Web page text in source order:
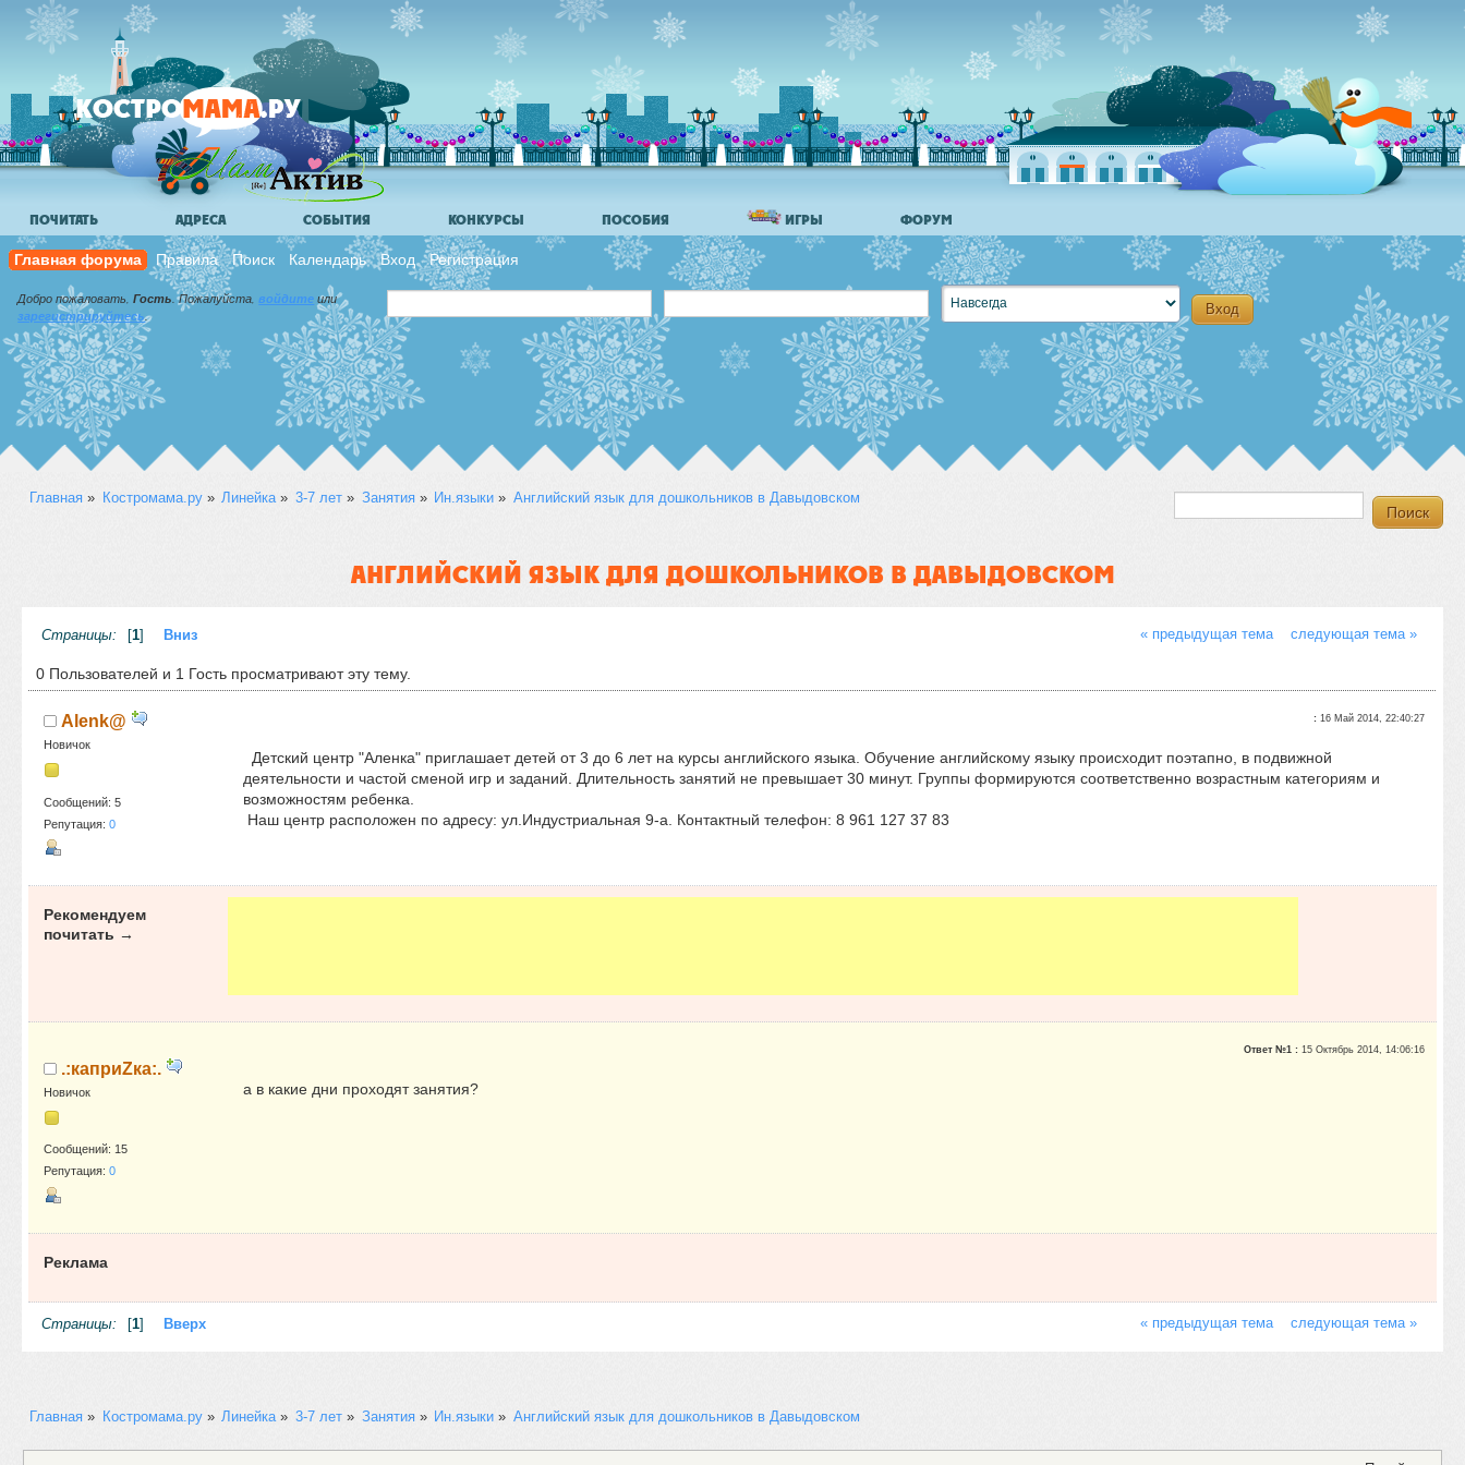
ПОЧИТАТЬ АДРЕСА СОБЫТИЯ КОНКУРСЫ ПОСОБИЯ ИГРЫ ФОРУМ
Главная форума Правила Поиск Календарь Вход Регистрация
Добро пожаловать,Гость. Пожалуйста, войдите или
зарегистрируйтесь.
Главная » Костромама.ру» Линейка» 3-7 лет» Занятия» Ин.языки » Английский язык для дошкольников в Давыдовском
АНГЛИЙСКИЙ ЯЗЫК ДЛЯ ДОШКОЛЬНИКОВ В ДАВЫДОВСКОМ
« предыдущая тема следующая тема »
Страницы: 1 Вниз
0 Пользователей и 1 Гость просматривают эту тему.
Alenk@
Новичок
Сообщений: 5
Репутация: 0
:16 Май 2014, 22:40:27
Детский центр "Аленка" приглашает детей от 3 до 6 лет на курсы английского языка. Обучение английскому языку происходит поэтапно, в подвижной
деятельности и частой сменой игр и заданий. Длительность занятий не превышает 30 минут. Группы формируются соответственно возрастным категориям и
возможностям ребенка.
Наш центр расположен по адресу: ул.Индустриальная 9-а. Контактный телефон: 8 961 127 37 83
Рекомендуем
почитать →
.:каприZка:.
Новичок
Сообщений: 15
Репутация: 0
Ответ №1 :15 Октябрь 2014, 14:06:16
а в какие дни проходят занятия?
Реклама
« предыдущая тема следующая тема »
Страницы: 1 Вверх
Главная » Костромама.ру» Линейка» 3-7 лет» Занятия» Ин.языки » Английский язык для дошкольников в Давыдовском